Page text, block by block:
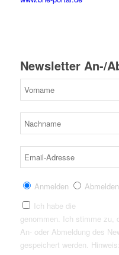
Newsletter An-/
Anmelden
Abmelden
Ich habe die
genommen. Ich stimme zu,
An- oder Abmeldung des
gespeichert werden.